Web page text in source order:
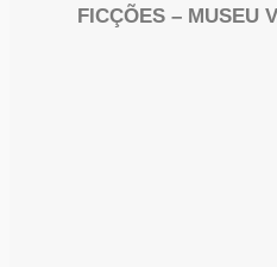
FICÇÕES – MUSEU